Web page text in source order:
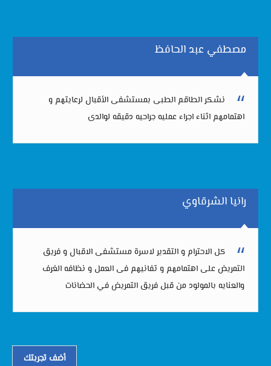
مصطفي عبد الحافظ
نشكر الطاقم الطبى بمستشفى الأقبال لرعايتهم و
اهتمامهم اثناء اجراء عمليه جراحيه دقيقه لوالدى
رانيا الشرقاوي
كل الاحترام و التقدير لاسرة مستشفى الاقبال و فريق
التمريض على اهتمامهم و تفانيهم فى العمل و نظافه الغرف
والعنايه بالمولود من قبل فريق التمريض في الحضانات
أضف تجربتك